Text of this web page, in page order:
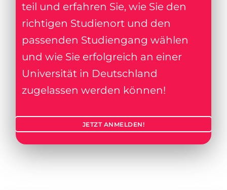
teil und erfahren Sie, wie Sie den
richtigen Studienort und den
passenden Studiengang wählen
und wie Sie erfolgreich an einer
Universität in Deutschland
zugelassen werden können!
JETZT ANMELDEN!